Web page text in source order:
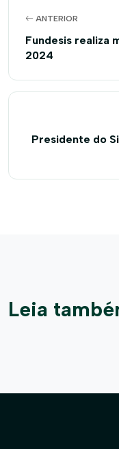
ANTERIOR
Fundesis realiza
2024
Presidente do
Leia